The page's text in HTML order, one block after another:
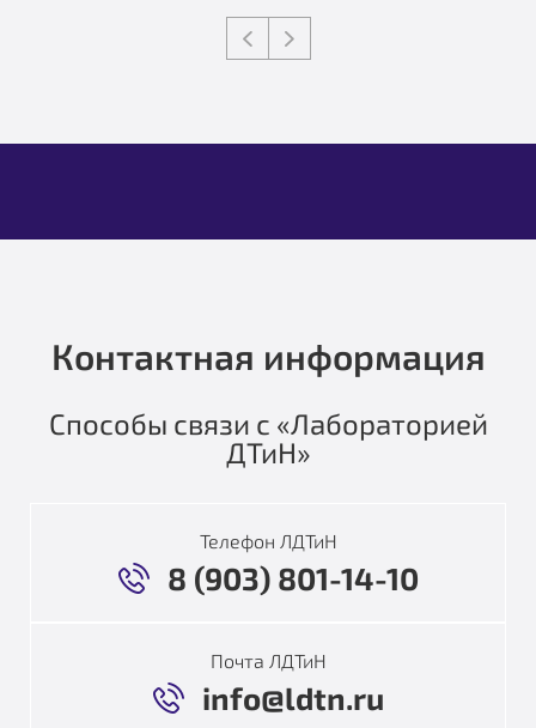
Контактная информация
Способы связи с «Лабораторией
ДТиН»
Телефон ЛДТиН
8 (903) 801-14-10
Почта ЛДТиН
info@ldtn.ru